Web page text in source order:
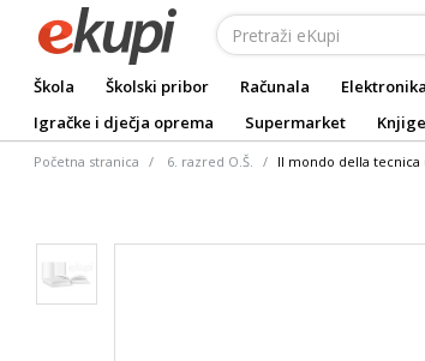
Škola Školski pribor Računala Elektronika
Igračke i dječja oprema
Supermarket
Početna stranica 6. razred O.Š. Il mondo della